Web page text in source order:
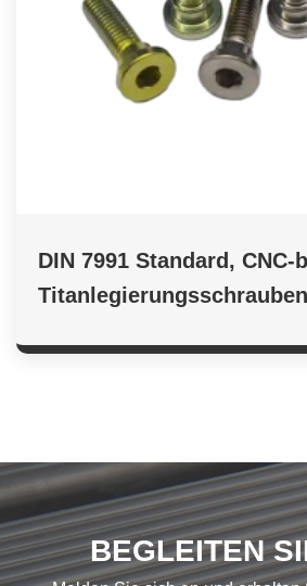
DIN 7991 Standard, CNC-
Titanlegierungsschrauben
BEGLEITEN